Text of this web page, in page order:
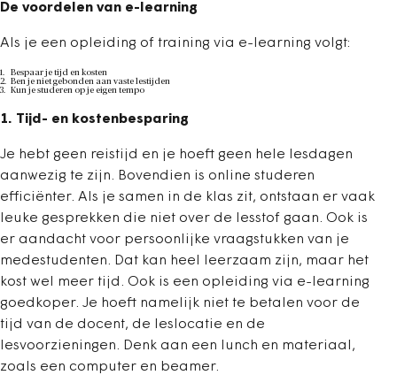
De voordelen van e-learning
Als je een opleiding of training via e-learning volgt:
Bespaar je tijd en kosten
Ben je niet gebonden aan vaste lestijden
Kun je studeren op je eigen tempo
1. Tijd- en kostenbesparing
Je hebt geen reistijd en je hoeft geen hele lesdagen
aanwezig te zijn. Bovendien is online studeren
efficiënter. Als je samen in de klas zit, ontstaan er vaak
leuke gesprekken die niet over de lesstof gaan. Ook is
er aandacht voor persoonlijke vraagstukken van je
medestudenten. Dat kan heel leerzaam zijn, maar het
kost wel meer tijd. Ook is een opleiding via e-learning
goedkoper. Je hoeft namelijk niet te betalen voor de
tijd van de docent, de leslocatie en de
lesvoorzieningen. Denk aan een lunch en materiaal,
zoals een computer en beamer.